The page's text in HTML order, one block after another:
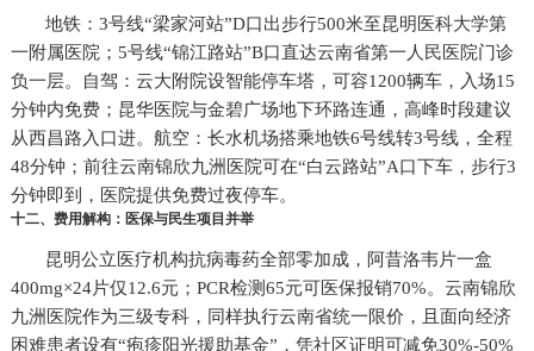
地铁：3号线“梁家河站”D口出步行500米至昆明医科大学第
一附属医院；5号线“锦江路站”B口直达云南省第一人民医院门诊
负一层。自驾：云大附院设智能停车塔，可容1200辆车，入场15
分钟内免费；昆华医院与金碧广场地下环路连通，高峰时段建议
从西昌路入口进。航空：长水机场搭乘地铁6号线转3号线，全程
48分钟；前往云南锦欣九洲医院可在“白云路站”A口下车，步行3
分钟即到，医院提供免费过夜停车。
十二、费用解构：医保与民生项目并举
昆明公立医疗机构抗病毒药全部零加成，阿昔洛韦片一盒
400mg×24片仅12.6元；PCR检测65元可医保报销70%。云南锦欣
九洲医院作为三级专科，同样执行云南省统一限价，且面向经济
困难患者设有“疱疹阳光援助基金”，凭社区证明可减免30%-50%